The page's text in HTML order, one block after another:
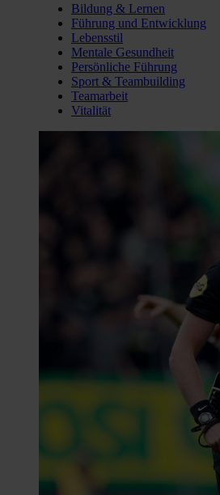
Bildung & Lernen
Führung und Entwicklung
Lebensstil
Mentale Gesundheit
Persönliche Führung
Sport & Teambuilding
Teamarbeit
Vitalität